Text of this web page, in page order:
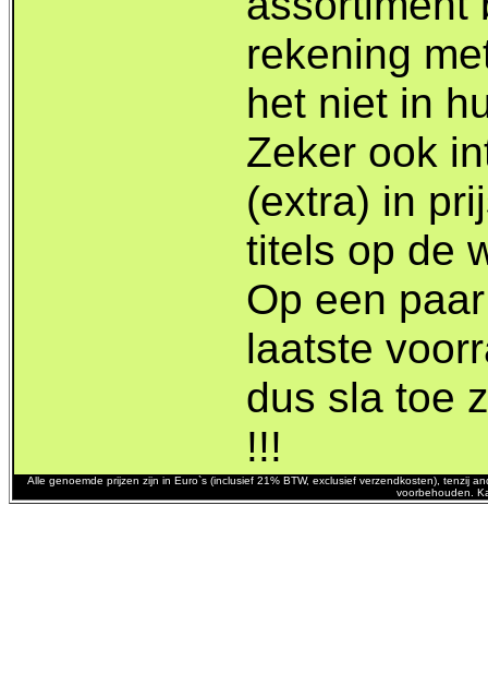
rekening
het niet in
Zeker ook
(extra) in
titels op de
Op een
laatste
dus sla toe
!!!
Alle genoemde prijzen zijn in Euro`s (inclusief 21% BTW, exclusief verzendkosten), tenzij
voorbehouden.